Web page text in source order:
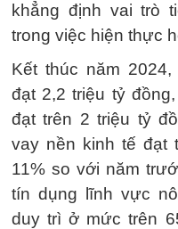
khẳng định vai trò
trong việc hiện thực
Kết thúc năm
đạt 2,2 triệu tỷ
đạt trên 2 triệu tỷ
vay nền kinh tế đạt
11% so với năm
tín dụng lĩnh vực
duy trì ở mức trên